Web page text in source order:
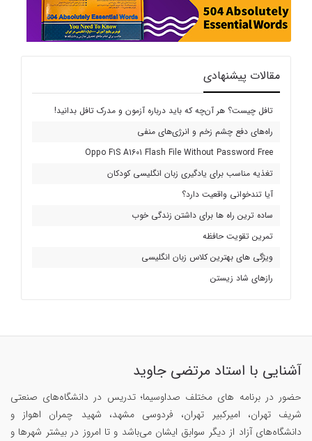
مقالات پیشنهادی
تافل چیست؟ هر آن‌چه که باید درباره آزمون و مدرک تافل بدانید!
راه‌های دفع چشم زخم و انرژی‌های منفی
Oppo F1S A1601 Flash File Without Password Free
تغذیه مناسب برای یادگیری زبان انگلیسی کودکان
آیا تندخوانی واقعیت دارد؟
ساده ترین راه ها برای داشتن زندگی خوب
تمرین تقویت حافظه
ویژگی های بهترین کلاس زبان انگلیسی
رازهای شاد زیستن
آشنایی با استاد مرتضی جاوید
حضور در برنامه های مختلف صداوسیما؛ تدریس در دانشگاه‌های صنعتی
شریف تهران، امیرکبیر تهران، فردوسی مشهد، شهید چمران اهواز و
دانشگاه‌های آزاد از دیگر سوابق ایشان می‌باشد و تا امروز در بیشتر شهرها و